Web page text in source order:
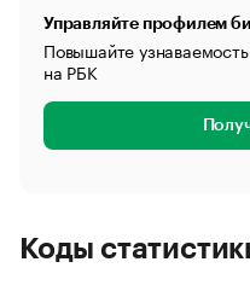
Управляйте профилем
Повышайте
на РБК
Коды